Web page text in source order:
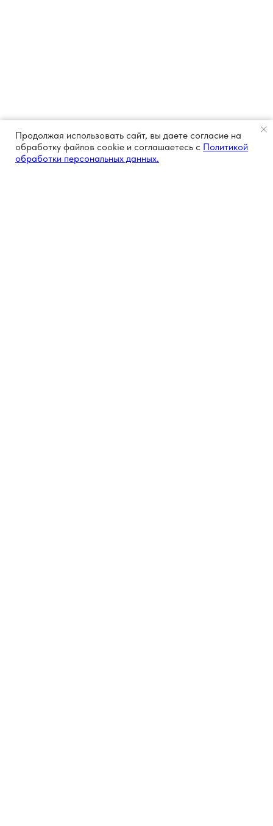
Продолжая использовать сайт, вы даете согласие на
обработку файлов cookie и соглашаетесь с Политикой
обработки персональных данных.